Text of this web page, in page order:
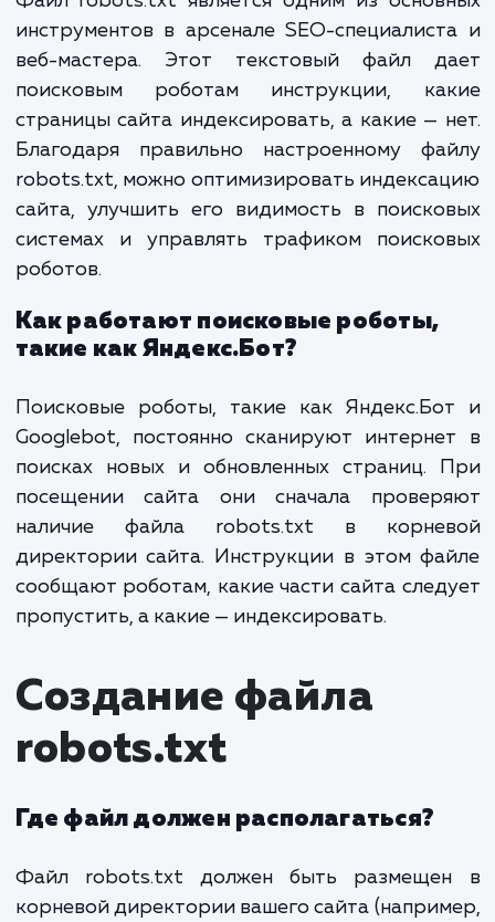
Введение в файл
robots.txt
Что такое robots.txt и зачем он
нужен?
Файл robots.txt является одним из
веб-мастера. Этот текстовый файл
поисковым роботам инструкции,
Благодаря правильно настроенному
robots.txt, можно оптимизировать
сайта, улучшить его видимость в
системах и управлять трафиком
роботов.
Как работают поисковые роботы,
Поисковые роботы, такие как
Googlebot, постоянно сканируют
посещении сайта они сначала
директории сайта. Инструкции в этом
сообщают роботам, какие части сайта